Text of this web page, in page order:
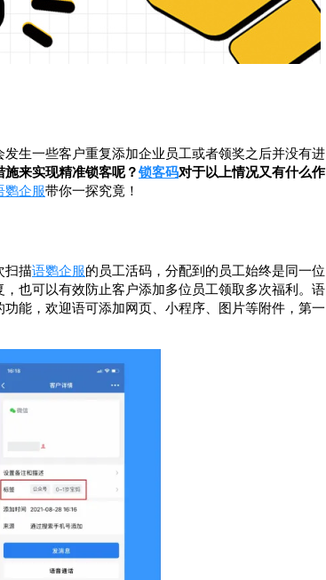
生一些客户重复添加企业员工或者领奖之后并没有进
来实现精准锁客呢？锁客码对于以上情况又有什么作
鹦企服带你一探究竟！
扫描语鹦企服的员工活码，分配到的员工始终是同一位
也可以有效防止客户添加多位员工领取多次福利。语
能，欢迎语可添加网页、小程序、图片等附件，第一